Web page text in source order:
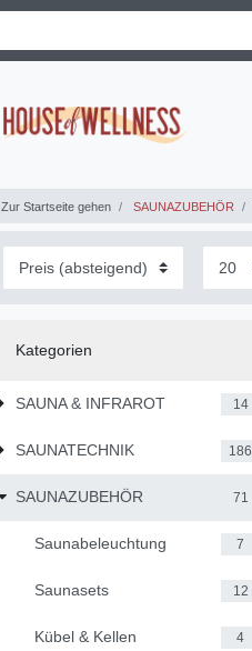
Zur Startseite gehen SAUNAZUBEHÖR
Kategorien
SAUNA & INFRAROT 14
SAUNATECHNIK 186
SAUNAZUBEHÖR 71
Saunabeleuchtung 7
Saunasets 12
Kübel & Kellen 4